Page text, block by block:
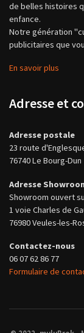
de belles histoires
enfance.
Notre génération
publicitaires que
En savoir plus
Adresse et
Adresse postale
23 route
76740 Le Bourg-Dun
Adresse
Showroom ouvert
1 voie Charles de
76980 Veules-les-
Contactez-nous
06 07 62 86 77
Formulaire de